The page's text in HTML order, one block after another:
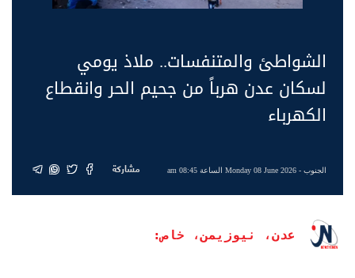
الشواطئ والمتنفسات.. ملاذ يومي
لسكان عدن هرباً من جحيم الحر وانقطاع
الكهرباء
الجنوب- Monday 08 June 2026 الساعة 08:45 am مشاركة
عدن، نيوزيمن، خاص: